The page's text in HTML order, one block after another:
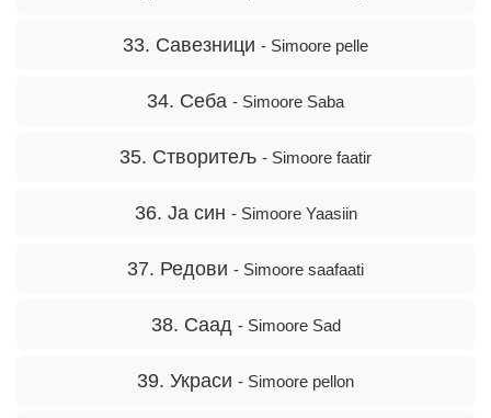
33. Савезници - Simoore pelle
34. Себа - Simoore Saba
35. Створитељ - Simoore faatir
36. Ја син - Simoore Yaasiin
37. Редови - Simoore saafaati
38. Саад - Simoore Sad
39. Украси - Simoore pellon